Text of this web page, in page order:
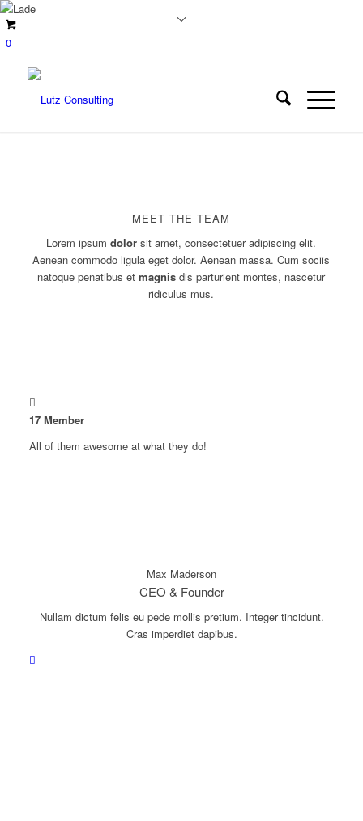
0
MEET THE TEAM
Lorem ipsumdolor sit amet, consectetuer adipiscing elit.
Aenean commodo ligula eget dolor. Aenean massa. Cum sociis
natoque penatibus etmagnis dis parturient montes, nascetur
ridiculus mus.
17Member
All of them awesome at what they do!
Max Maderson
CEO & Founder
Nullam dictum felis eu pede mollis pretium. Integer tincidunt.
Cras imperdiet dapibus.